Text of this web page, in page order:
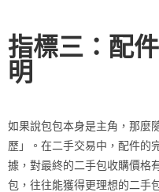
指標三：配
明
如果說包包本身是主角，那麼
歷」。在二手交易中，配件的
據，對最終的二手包收購價格
包，往往能獲得更理想的二手